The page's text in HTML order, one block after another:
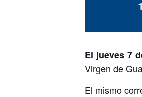
El jueves 7
Virgen de
El mismo